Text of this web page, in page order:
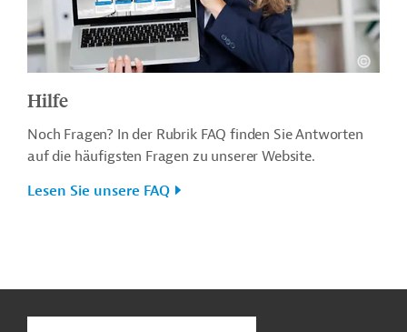
Hilfe
Noch Fragen? In der Rubrik FAQ finden Sie Antworten
auf die häufigsten Fragen zu unserer Website.
Lesen Sie unsere FAQ